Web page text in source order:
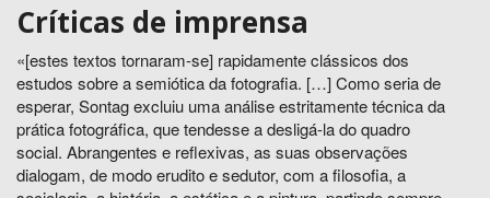
Críticas de imprensa
«[estes textos tornaram-se] rapidamente clássicos dos
estudos sobre a semiótica da fotografia. […] Como seria de
esperar, Sontag excluiu uma análise estritamente técnica da
prática fotográfica, que tendesse a desligá-la do quadro
social. Abrangentes e reflexivas, as suas observações
dialogam, de modo erudito e sedutor, com a filosofia, a